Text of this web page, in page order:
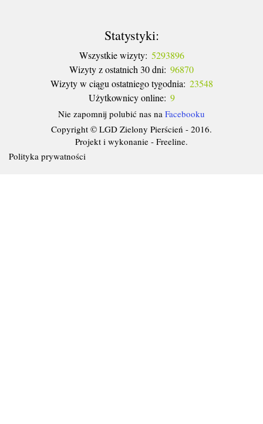
Statystyki:
Wszystkie wizyty: 5293896
Wizyty z ostatnich 30 dni: 96870
Wizyty w ciągu ostatniego tygodnia: 23548
Użytkownicy online: 9
Nie zapomnij polubić nas na Facebooku
Copyright © LGD Zielony Pierścień - 2016.
Projekt i wykonanie - Freeline.
Polityka prywatności